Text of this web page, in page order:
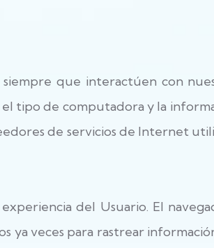
que interactúen con
tipo de computadora y la
de servicios de Internet
del Usuario. El
ya veces para rastrear